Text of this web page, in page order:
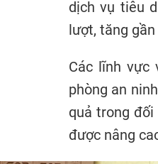
dịch vụ tiêu
lượt, tăng
Các lĩnh vực
phòng an
quả trong
được nâng